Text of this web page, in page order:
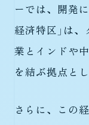
ーでは、開発
経済特区」は
業とインドや
を結ぶ拠点と
さらに、この